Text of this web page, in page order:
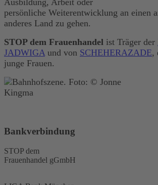
persönliche Weiterentwicklung an einen
anderes Land zu gehen.
STOP dem Frauenhandel ist Träger der
JADWIGA und von SCHEHERAZADE,
junge Frauen.
Bankverbindung
STOP dem
Frauenhandel gGmbH